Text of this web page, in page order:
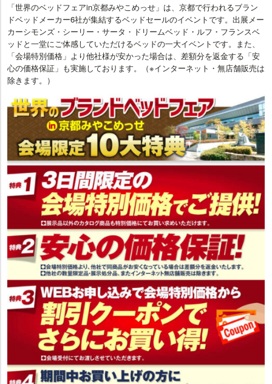
「世界のベッドフェアin京都みやこめっせ」は、京都で行われるブラン
ドベッドメーカー6社が集結するベッドセールのイベントです。出展メー
カーシモンズ・シーリー・サータ・ドリームベッド・ルフ・フランスベ
ッドと一堂にご体感していただけるベッドの一大イベントです。また、
「会場特別価格」より他社様が安かった場合は、差額分を返金する「安
心の価格保証」も実施しております。（※インターネット・無店舗販売は
除きます。）